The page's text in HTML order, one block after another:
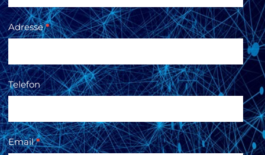
Adresse*
Telefon
Email*